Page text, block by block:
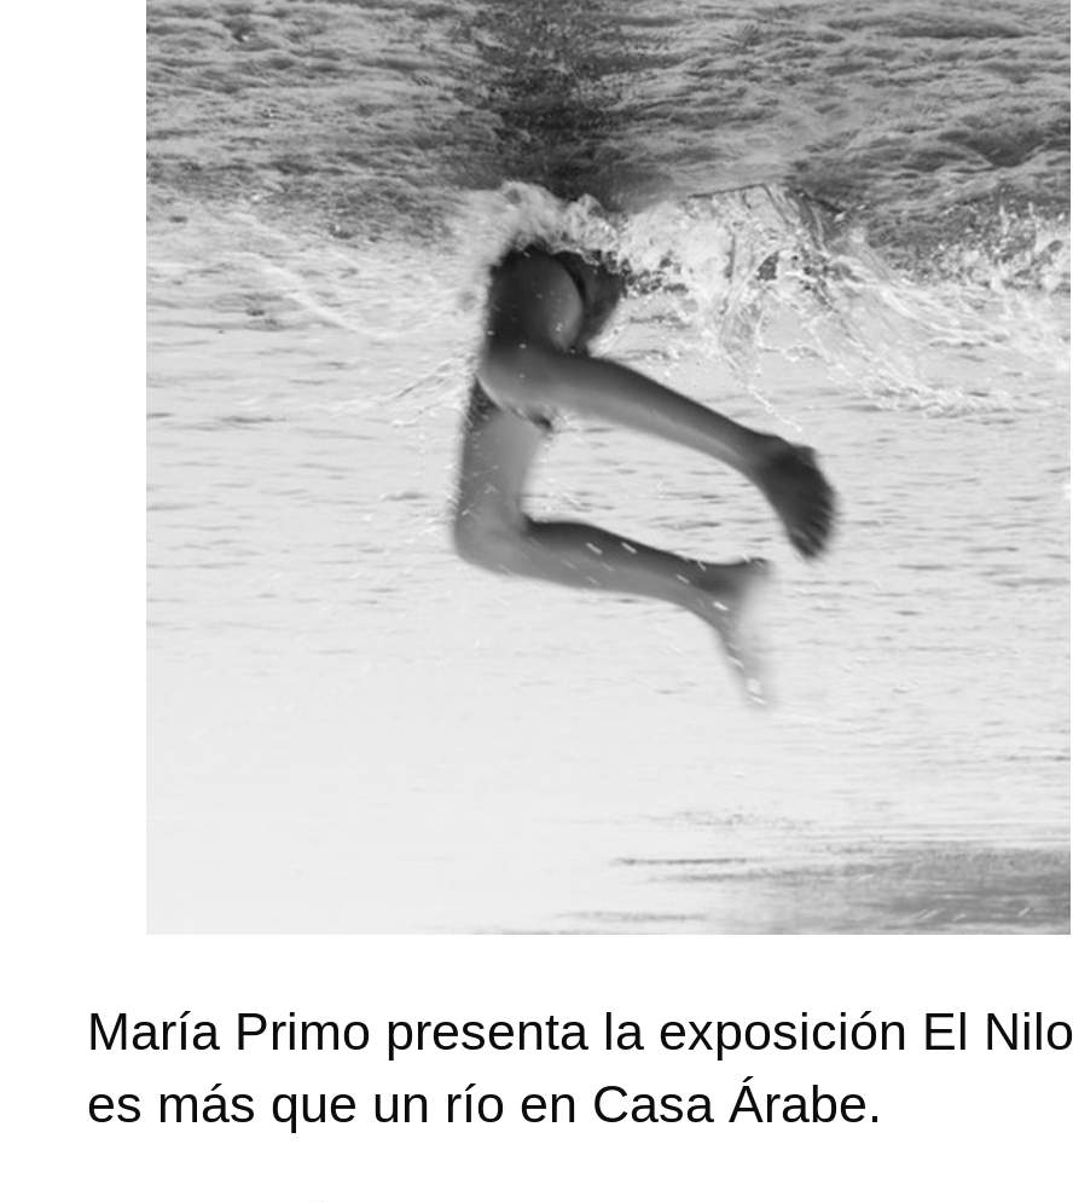
María Primo presenta la exposición El Nilo
es más que un río en Casa Árabe.